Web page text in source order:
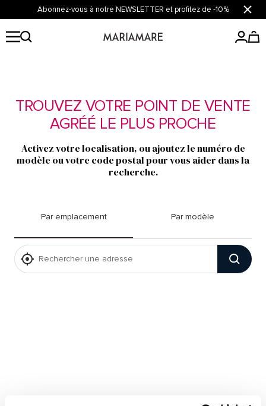
au
contenu
Abonnez-vous à notre NEWSLETTER et profitez de -10%
Mariamare
TROUVEZ VOTRE POINT DE VENTE
AGRÉÉ LE PLUS PROCHE
Activez votre localisation, ou ajoutez le numéro de
modèle ou votre code postal pour vous aider dans la
recherche.
Par emplacement Par modèle